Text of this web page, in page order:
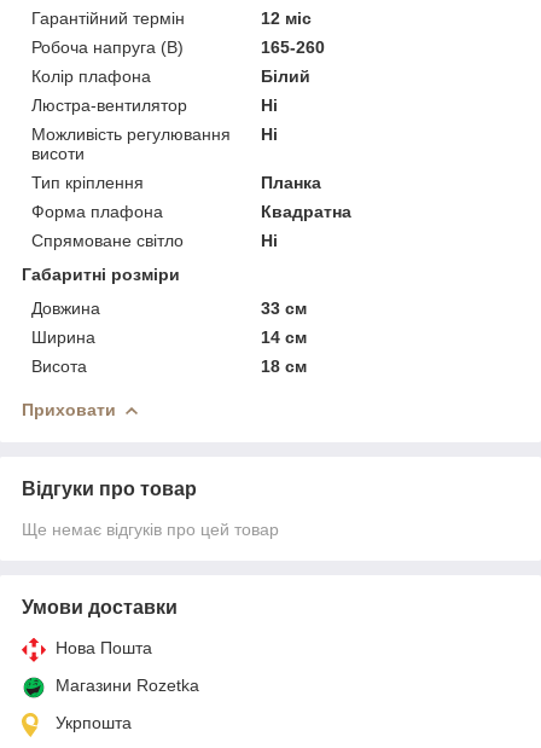
Гарантійний термін
12 міс
Робоча напруга (В)
165-260
Колір плафона
Білий
Люстра-вентилятор
Ні
Можливість регулювання
висоти
Ні
Тип кріплення
Планка
Форма плафона
Квадратна
Спрямоване світло
Ні
Габаритні розміри
Довжина
33 см
Ширина
14 см
Висота
18 см
Приховати
Відгуки про товар
Ще немає відгуків про цей товар
Умови доставки
Нова Пошта
Магазини Rozetka
Укрпошта